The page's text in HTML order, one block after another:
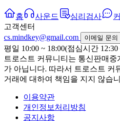
홈 사운드 심리검사
고객센터
cs.mindkey@gmail.com
이메일 문의
평일 10:00 ~ 18:00(점심시간
트로스트 커뮤니티는 통신판매
가 아닙니다. 따라서 트로스트 커
거래에 대하여 책임을 지지 않습
이용약관
개인정보처리방침
공지사항